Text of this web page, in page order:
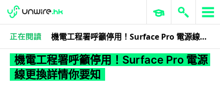
機電工程署呼籲停用！Surface Pro 電源線更換詳情你要知
3C科技 流動電腦 平板配件
機電工程署呼籲停用！Surface Pro 電源
線更換詳情你要知